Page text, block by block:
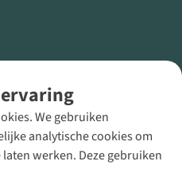
We gebruiken
analytische cookies om
werken. Deze gebruiken